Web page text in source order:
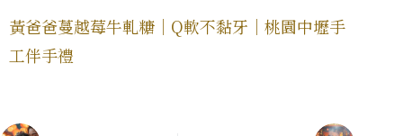
黃爸爸蔓越莓牛軋糖｜Q軟不黏牙｜桃園中壢手
工伴手禮